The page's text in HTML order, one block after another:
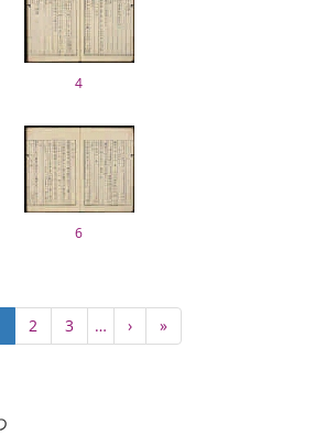
4
6
Page
2 Page
3 …
Next
page
›
Last
page
»